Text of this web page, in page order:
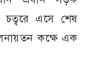
চত্বরে এসে শেষ
কক্ষে এক